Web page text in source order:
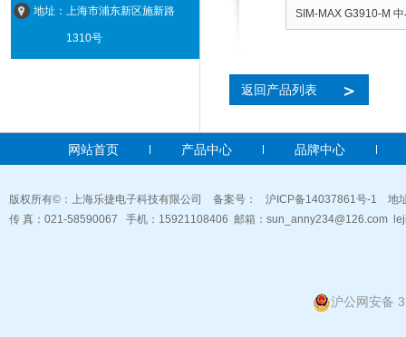
地址：上海市浦东新区施新路
1310号
L 通道式车辆放 德国纽威SEA RAMBO3500通道式 SIM-MAX
返回产品列表 ＞
网站首页 产品中心 品牌中心
版权所有©：上海乐捷电子科技有限公司 备案号： 沪ICP备14037861号-1 地
传 真：021-58590067 手机：15921108406 邮箱： sun_anny234@126.com
沪公网安备